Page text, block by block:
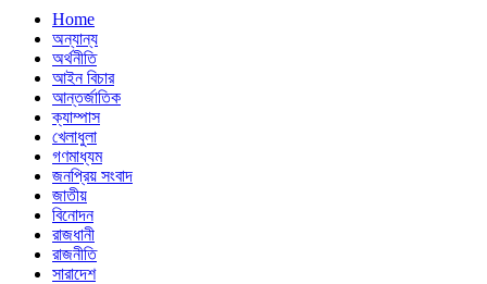
Home
অন্যান্য
অর্থনীতি
আইন বিচার
আন্তর্জাতিক
ক্যাম্পাস
খেলাধুলা
গণমাধ্যম
জনপ্রিয় সংবাদ
জাতীয়
বিনোদন
রাজধানী
রাজনীতি
সারাদেশ